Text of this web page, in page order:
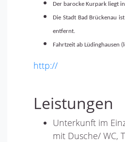
Der barocke Kurpark liegt
Die Stadt Bad Brückenau
entfernt.
Fahrtzeit ab Lüdinghausen
http://
Leistungen
Unterkunft im
mit Dusche/ WC,